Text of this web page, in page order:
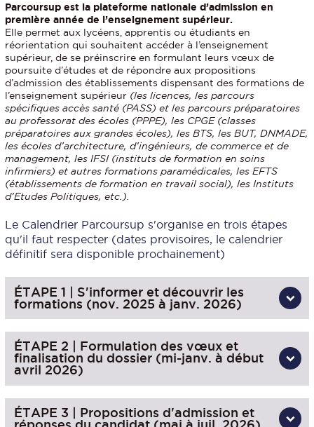
Parcoursup est la plateforme nationale d’admission en
première année de l’enseignement supérieur.
Elle permet aux lycéens, apprentis ou étudiants en
réorientation qui souhaitent accéder à l’enseignement
supérieur, de se préinscrire en formulant leurs vœux de
poursuite d’études et de répondre aux propositions
d’admission des établissements dispensant des formations de
l’enseignement supérieur (les licences, les parcours
spécifiques accès santé (PASS) et les parcours préparatoires
au professorat des écoles (PPPE), les CPGE (classes
préparatoires aux grandes écoles), les BTS, les BUT, DNMADE,
les écoles d’architecture, d’ingénieurs, de commerce et de
management, les IFSI (instituts de formation en soins
infirmiers) et autres formations paramédicales, les EFTS
(établissements de formation en travail social), les Instituts
d’Etudes Politiques, etc.).
Le Calendrier Parcoursup s'organise en trois étapes
qu'il faut respecter (dates provisoires, le calendrier
définitif sera disponible prochainement)
ÉTAPE 1 | S'informer et découvrir les
formations (nov. 2025 à janv. 2026)
ÉTAPE 2 | Formulation des vœux et
finalisation du dossier (mi-janv. à début
avril 2026)
ÉTAPE 3 | Propositions d'admission et